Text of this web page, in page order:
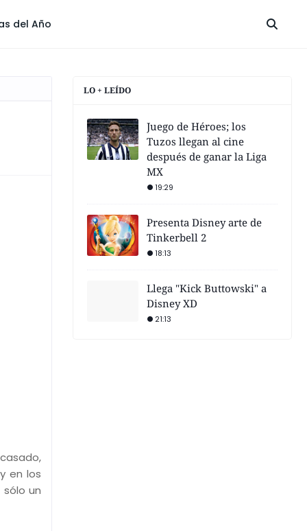
del Año
en los
un
LO + LEÍDO
Juego de Héroes; los
Tuzos llegan al cine
después de ganar la Liga
MX
19:29
Presenta Disney arte de
Tinkerbell 2
18:13
Llega "Kick Buttowski" a
Disney XD
21:13